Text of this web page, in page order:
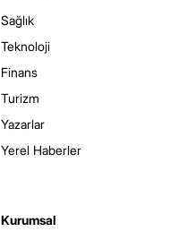
Sağlık
Teknoloji
Finans
Turizm
Yazarlar
Yerel Haberler
Kurumsal